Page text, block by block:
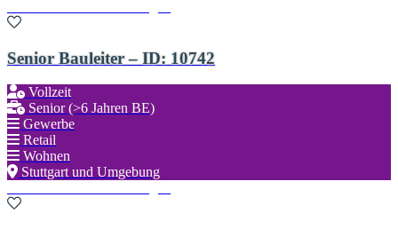
Senior Bauleiter – ID: 10742
Vollzeit
Senior (>6 Jahren BE)
Gewerbe
Retail
Wohnen
Stuttgart und Umgebung